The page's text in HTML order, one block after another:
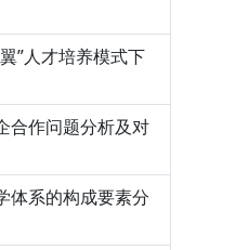
”人才培养模式下
合作问题分析及对
体系的构成要素分